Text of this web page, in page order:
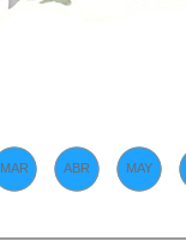
MAR ABR MAY